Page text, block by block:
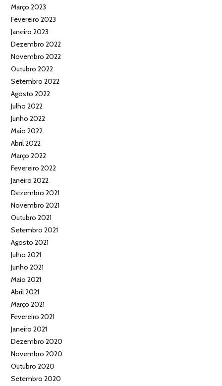
Março 2023
Fevereiro 2023
Janeiro 2023
Dezembro 2022
Novembro 2022
Outubro 2022
Setembro 2022
Agosto 2022
Julho 2022
Junho 2022
Maio 2022
Abril 2022
Março 2022
Fevereiro 2022
Janeiro 2022
Dezembro 2021
Novembro 2021
Outubro 2021
Setembro 2021
Agosto 2021
Julho 2021
Junho 2021
Maio 2021
Abril 2021
Março 2021
Fevereiro 2021
Janeiro 2021
Dezembro 2020
Novembro 2020
Outubro 2020
Setembro 2020